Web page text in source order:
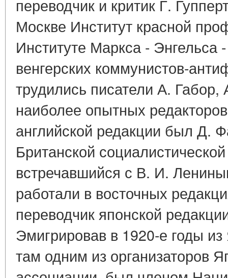
переводчик и критик Г.
Москве Институт красной
Институте Маркса - Энгельса
венгерских коммунистов-
трудились писатели А.
наиболее опытных
английской редакции был Д.
Британской
встречавшийся с В. И.
работали в восточных
переводчик японской
Эмигрировав в 1920-е годы
там одним из организаторов